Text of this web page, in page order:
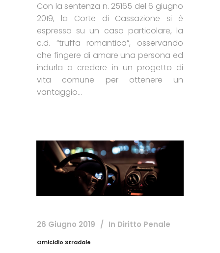
Con la sentenza n. 25165 del 6 giugno
2019, la Corte di Cassazione si è
espressa su un caso particolare, la
c.d. “truffa romantica”, osservando
che fingere di amare una persona ed
indurla a credere in un progetto di
vita comune per ottenere un
vantaggio...
26 Giugno 2019 In Diritto Penale
Omicidio Stradale